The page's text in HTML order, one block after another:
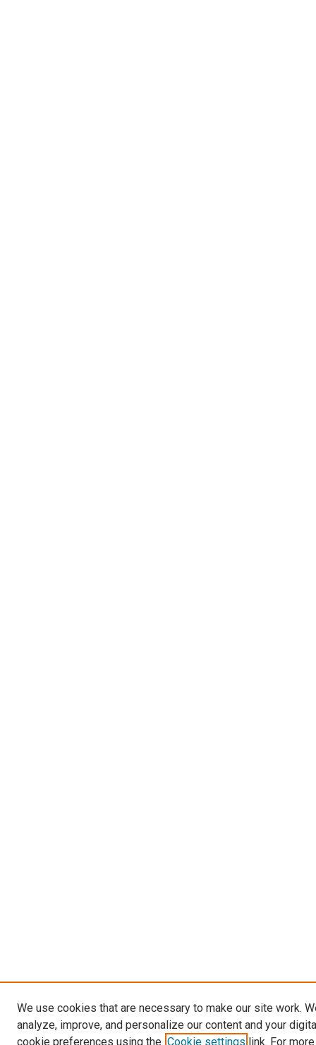
We use cookies that are necessary to make our site work.
analyze, improve, and personalize our content and your
cookie preferences using the Cookie settings link. For